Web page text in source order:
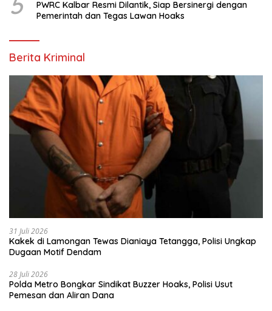
PWRC Kalbar Resmi Dilantik, Siap Bersinergi dengan
Pemerintah dan Tegas Lawan Hoaks
Berita Kriminal
31 Juli 2026
Kakek di Lamongan Tewas Dianiaya Tetangga, Polisi Ungkap
Dugaan Motif Dendam
28 Juli 2026
Polda Metro Bongkar Sindikat Buzzer Hoaks, Polisi Usut
Pemesan dan Aliran Dana